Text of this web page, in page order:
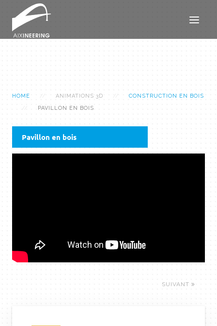
HOME ANIMATIONS 3D
CONSTRUCTION EN BOIS
PAVILLON EN BOIS
Pavillon en bois
SUIVANT